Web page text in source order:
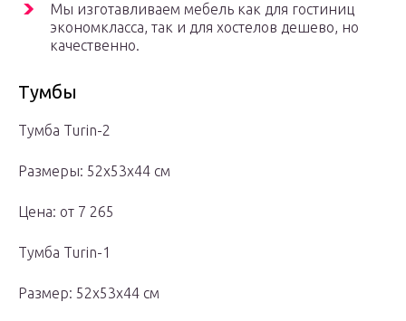
Мы изготавливаем мебель как для гостиниц
экономкласса, так и для хостелов дешево, но
качественно.
Тумбы
Тумба Turin-2
Размеры: 52х53х44 см
Цена: от 7 265
Тумба Turin-1
Размер: 52х53х44 см